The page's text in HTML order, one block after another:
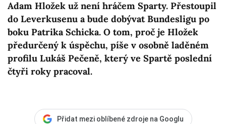
Adam Hložek už není hráčem Sparty. Přestoupil
do Leverkusenu a bude dobývat Bundesligu po
boku Patrika Schicka. O tom, proč je Hložek
předurčený k úspěchu, píše v osobně laděném
profilu Lukáš Pečeně, který ve Spartě poslední
čtyři roky pracoval.
Přidat mezi oblíbené zdroje na Googlu